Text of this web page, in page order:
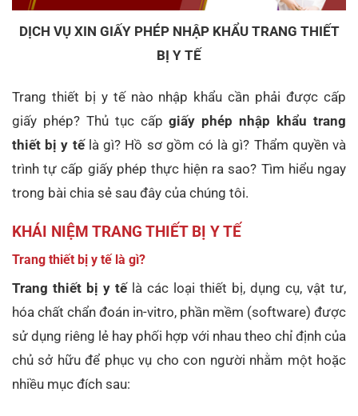
DỊCH VỤ XIN GIẤY PHÉP NHẬP KHẨU TRANG THIẾT
BỊ Y TẾ
Trang thiết bị y tế nào nhập khẩu cần phải được cấp
giấy phép? Thủ tục cấpgiấy phép nhập khẩu trang
thiết bị y tếlà gì? Hồ sơ gồm có là gì? Thẩm quyền và
trình tự cấp giấy phép thực hiện ra sao? Tìm hiểu ngay
trong bài chia sẻ sau đây của chúng tôi.
KHÁI NIỆM TRANG THIẾT BỊ Y TẾ
Trang thiết bị y tế là gì?
Trang thiết bị y tếlà các loại thiết bị, dụng cụ, vật tư,
hóa chất chẩn đoán in-vitro, phần mềm (software) được
sử dụng riêng lẻ hay phối hợp với nhau theo chỉ định của
chủ sở hữu để phục vụ cho con người nhằm một hoặc
nhiều mục đích sau: